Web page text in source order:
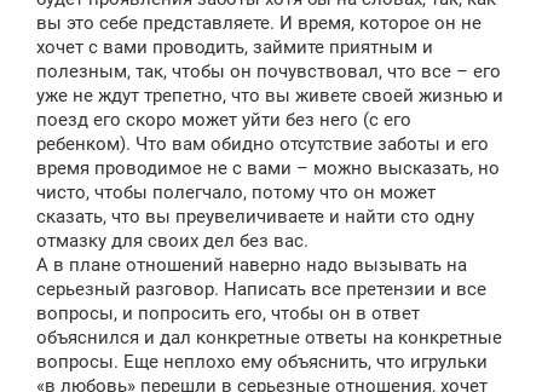
вы это себе представляете. И время, которое он не
хочет с вами проводить, займите приятным и
полезным, так, чтобы он почувствовал, что все – его
уже не ждут трепетно, что вы живете своей жизнью и
поезд его скоро может уйти без него (с его
ребенком). Что вам обидно отсутствие заботы и его
время проводимое не с вами – можно высказать, но
чисто, чтобы полегчало, потому что он может
сказать, что вы преувеличиваете и найти сто одну
отмазку для своих дел без вас.
А в плане отношений наверно надо вызывать на
серьезный разговор. Написать все претензии и все
вопросы, и попросить его, чтобы он в ответ
объяснился и дал конкретные ответы на конкретные
вопросы. Еще неплохо ему объяснить, что игрульки
«в любовь» перешли в серьезные отношения, хочет